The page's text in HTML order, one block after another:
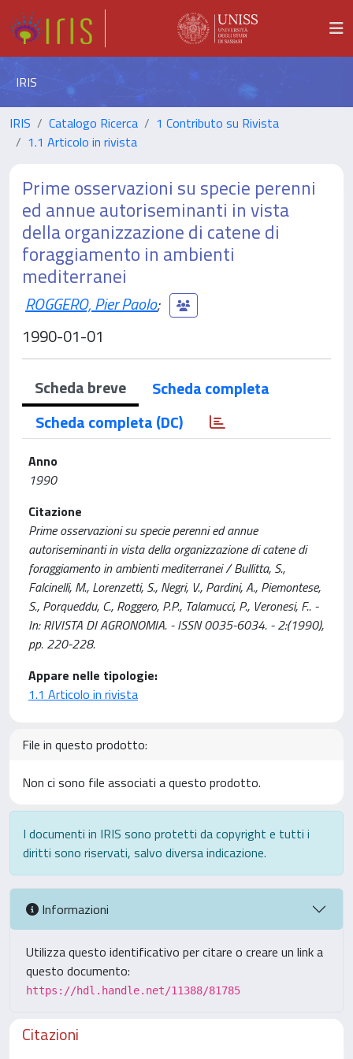
IRIS
IRIS Catalogo Ricerca
1 Contributo su Rivista
1.1 Articolo in rivista
Prime osservazioni su specie perenni
ed annue autoriseminanti in vista
della organizzazione di catene di
foraggiamento in ambienti
mediterranei
ROGGERO, Pier Paolo;
1990-01-01
Scheda breve
Scheda completa
Scheda completa (DC)
Anno
1990
Citazione
Prime osservazioni su specie perenni ed annue
autoriseminanti in vista della organizzazione di catene di
foraggiamento in ambienti mediterranei / Bullitta, S.,
Falcinelli, M., Lorenzetti, S., Negri, V., Pardini, A., Piemontese,
S., Porqueddu, C., Roggero, P.P., Talamucci, P., Veronesi, F.. -
In: RIVISTA DI AGRONOMIA. - ISSN 0035-6034. - 2:(1990),
pp. 220-228.
Appare nelle tipologie:
1.1 Articolo in rivista
File in questo prodotto:
Non ci sono file associati a questo prodotto.
I documenti in IRIS sono protetti da copyright e tutti i
diritti sono riservati, salvo diversa indicazione.
Informazioni
Utilizza questo identificativo per citare o creare un link a
questo documento:
https://hdl.handle.net/11388/81785
Citazioni